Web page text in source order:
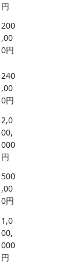
円
200
,00
0円
240
,00
0円
2,0
00,
000
円
500
,00
0円
1,0
00,
000
円